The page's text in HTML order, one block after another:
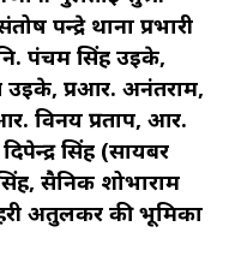
पन्द्रे थाना प्रभारी
पंचम सिंह उइके,
उइके, प्रआर. अनंतराम,
विनय प्रताप, आर.
सिंह (सायबर
सैनिक शोभाराम
अतुलकर की भूमिका